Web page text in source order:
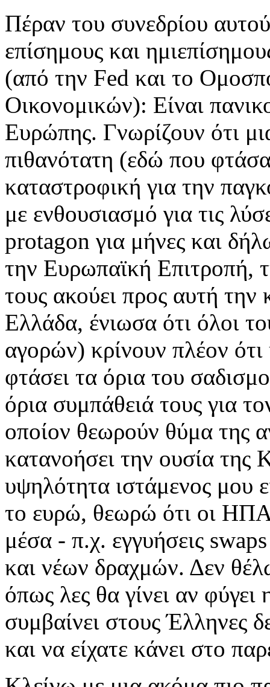
Πέραν του συνεδρίου
επίσημους και
(από την Fed και το
Οικονομικών): Είναι
Ευρώπης. Γνωρίζουν ότι
πιθανότατη (εδώ που
καταστροφική για την
με ενθουσιασμό για τις
protagon για μήνες και
την Ευρωπαϊκή Επιτροπή,
τους ακούει προς αυτή
Ελλάδα, ένιωσα ότι όλοι
αγορών) κρίνουν πλέον ότι
φτάσει τα όρια του
όρια συμπάθειά τους για
οποίον θεωρούν θύμα της
κατανοήσει την ουσία της
υψηλότητα ιστάμενος μου
το ευρώ, θεωρώ ότι οι
μέσα - π.χ. εγγυήσεις
και νέων δραχμών. Δεν
όπως λες θα γίνει αν
συμβαίνει στους Έλληνες
και να είχατε κάνει στο